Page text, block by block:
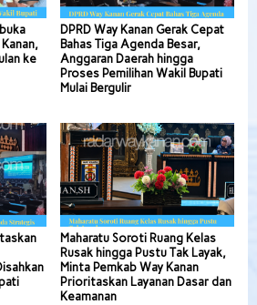
ke
DPRD Way Kanan Gerak Cepat
Bahas Tiga Agenda Besar,
Anggaran Daerah hingga
Proses Pemilihan Wakil Bupati
Mulai Bergulir
Maharatu Soroti Ruang Kelas
Rusak hingga Pustu Tak Layak,
Minta Pemkab Way Kanan
Prioritaskan Layanan Dasar dan
Keamanan